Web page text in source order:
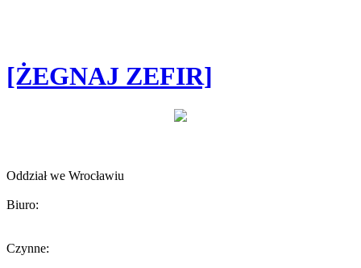
[ŻEGNAJ ZEFIR]
Oddział we Wrocławiu
Biuro:
Czynne: